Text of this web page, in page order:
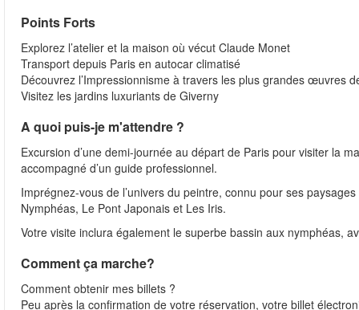
Points Forts
Explorez l’atelier et la maison où vécut Claude Monet
Transport depuis Paris en autocar climatisé
Découvrez l’Impressionnisme à travers les plus grandes œuvres
Visitez les jardins luxuriants de Giverny
A quoi puis-je m'attendre ?
Excursion d’une demi-journée au départ de Paris pour visiter la
accompagné d’un guide professionnel.
Imprégnez-vous de l’univers du peintre, connu pour ses
Nymphéas, Le Pont Japonais et Les Iris.
Votre visite inclura également le superbe bassin aux nymphéas,
Comment ça marche?
Comment obtenir mes billets ?
Peu après la confirmation de votre réservation, votre billet